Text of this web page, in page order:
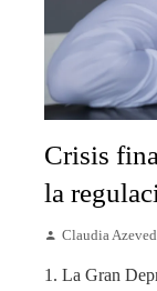
Crisis
la
Claudia
1. La Gran